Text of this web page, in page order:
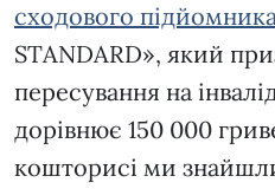
сходового
STANDARD», який
пересування на
дорівнює 150 000
кошторисі ми